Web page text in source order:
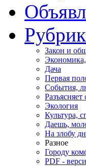
Закон и
Дача
Первая
События,
Разъясняет
Экология
Культура,
Даешь,
На злобу
Разное
Городу
PDF -